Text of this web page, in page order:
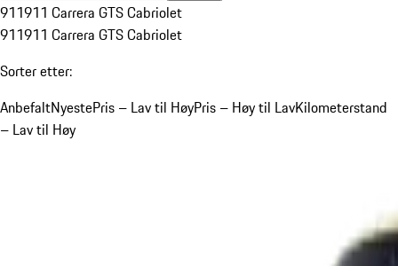
911911 Carrera GTS Cabriolet
911911 Carrera GTS Cabriolet
Sorter etter:
AnbefaltNyestePris – Lav til HøyPris – Høy til LavKilometerstand
– Lav til Høy